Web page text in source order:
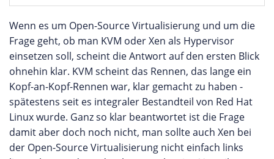
Wenn es um Open-Source Virtualisierung und um die
Frage geht, ob man KVM oder Xen als Hypervisor
einsetzen soll, scheint die Antwort auf den ersten Blick
ohnehin klar. KVM scheint das Rennen, das lange ein
Kopf-an-Kopf-Rennen war, klar gemacht zu haben -
spätestens seit es integraler Bestandteil von Red Hat
Linux wurde. Ganz so klar beantwortet ist die Frage
damit aber doch noch nicht, man sollte auch Xen bei
der Open-Source Virtualisierung nicht einfach links